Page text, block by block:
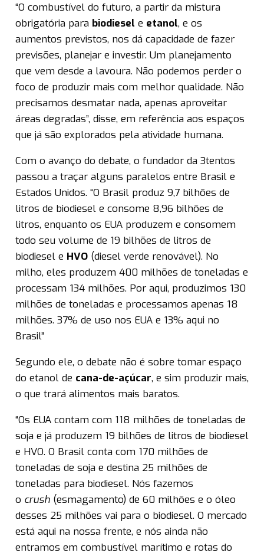
“O combustível do futuro, a partir da mistura
obrigatória para biodiesel e etanol, e os
aumentos previstos, nos dá capacidade de fazer
previsões, planejar e investir. Um planejamento
que vem desde a lavoura. Não podemos perder o
foco de produzir mais com melhor qualidade. Não
precisamos desmatar nada, apenas aproveitar
áreas degradas”, disse, em referência aos espaços
que já são explorados pela atividade humana.
Com o avanço do debate, o fundador da 3tentos
passou a traçar alguns paralelos entre Brasil e
Estados Unidos. “O Brasil produz 9,7 bilhões de
litros de biodiesel e consome 8,96 bilhões de
litros, enquanto os EUA produzem e consomem
todo seu volume de 19 bilhões de litros de
biodiesel e HVO (diesel verde renovável). No
milho, eles produzem 400 milhões de toneladas e
processam 134 milhões. Por aqui, produzimos 130
milhões de toneladas e processamos apenas 18
milhões. 37% de uso nos EUA e 13% aqui no
Brasil”
Segundo ele, o debate não é sobre tomar espaço
do etanol de cana-de-açúcar, e sim produzir mais,
o que trará alimentos mais baratos.
“Os EUA contam com 118 milhões de toneladas de
soja e já produzem 19 bilhões de litros de biodiesel
e HVO. O Brasil conta com 170 milhões de
toneladas de soja e destina 25 milhões de
toneladas para biodiesel. Nós fazemos
o crush (esmagamento) de 60 milhões e o óleo
desses 25 milhões vai para o biodiesel. O mercado
está aqui na nossa frente, e nós ainda não
entramos em combustível marítimo e rotas do